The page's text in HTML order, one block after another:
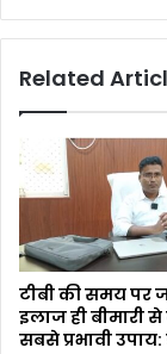
Related
टीबी की समय पर
इलाज ही बीमारी
सबसे प्रभावी